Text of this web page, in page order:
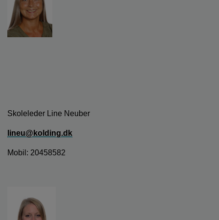
Skoleleder Line Neuber
lineu@kolding.dk
Mobil: 20458582